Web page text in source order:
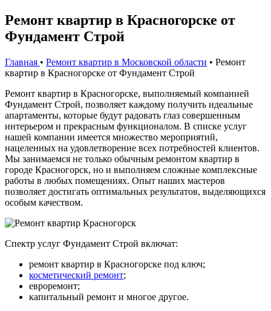
Ремонт квартир в Красногорске от
Фундамент Строй
Главная • Ремонт квартир в Московской области • Ремонт
квартир в Красногорске от Фундамент Строй
Ремонт квартир в Красногорске, выполняемый компанией
Фундамент Строй, позволяет каждому получить идеальные
апартаменты, которые будут радовать глаз совершенным
интерьером и прекрасным функционалом. В списке услуг
нашей компании имеется множество мероприятий,
нацеленных на удовлетворение всех потребностей клиентов.
Мы занимаемся не только обычным ремонтом квартир в
городе Красногорск, но и выполняем сложные комплексные
работы в любых помещениях. Опыт наших мастеров
позволяет достигать оптимальных результатов, выделяющихся
особым качеством.
Спектр услуг Фундамент Строй включат:
ремонт квартир в Красногорске под ключ;
косметический ремонт;
евроремонт;
капитальный ремонт и многое другое.